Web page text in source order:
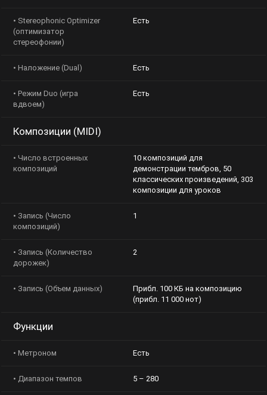
• Stereophonic Optimizer
(оптимизатор
стереофонии)
Есть
• Наложение (Dual) Есть
• Режим Duo (игра
вдвоем)
Есть
Композиции (MIDI)
• Число встроенных
композиций
10 композиций для
демонстрации тембров, 50
классических произведений, 303
композиции для уроков
• Запись (Число
композиций)
1
• Запись (Количество
дорожек)
2
• Запись (Объем данных)
Прибл. 100 КБ на композицию
(прибл. 11 000 нот)
Функции
• Метроном Есть
• Диапазон темпов 5 – 280